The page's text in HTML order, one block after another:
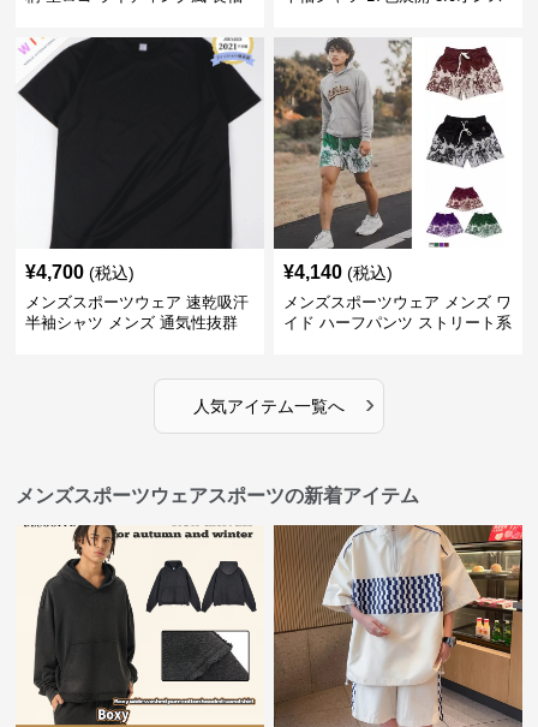
¥4,700 (税込)
メンズスポーツウェア 速乾吸汗
半袖シャツ メンズ 通気性抜群
¥4,140 (税込)
メンズスポーツウェア メンズ ワ
イド ハーフパンツ ストリート系
人気アイテム一覧へ ›
メンズスポーツウェアスポーツの新着アイテム